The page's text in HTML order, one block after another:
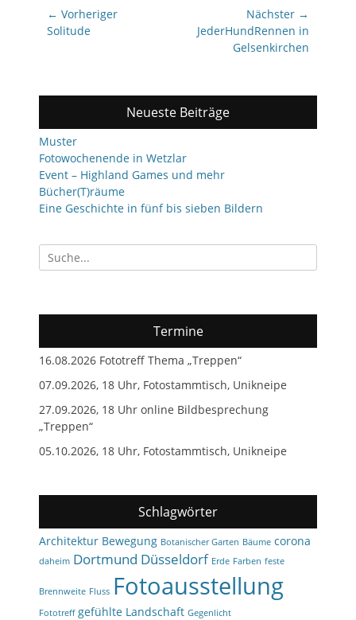
Beitragsnavigation
← Vorheriger
Vorheriger
Solitude
Nächster →
Nächster
JederHundRennen in
Gelsenkirchen
Neueste Beiträge
Muster
Fotowochenende in Wetzlar
Event – Highland Games und mehr
Bücher(T)räume
Eine Geschichte in fünf bis sieben Bildern
Suchen
nach:
Termine
16.08.2026 Fototreff Thema „Treppen“
07.09.2026, 18 Uhr, Fotostammtisch, Unikneipe
27.09.2026, 18 Uhr online Bildbesprechung
„Treppen“
05.10.2026, 18 Uhr, Fotostammtisch, Unikneipe
Schlagwörter
Architektur Bewegung Botanischer Garten Bäume corona
daheim Dortmund Düsseldorf Erde Farben feste
Brennweite Fluss Fotoausstellung
Fototreff gefühlte Landschaft Gegenlicht